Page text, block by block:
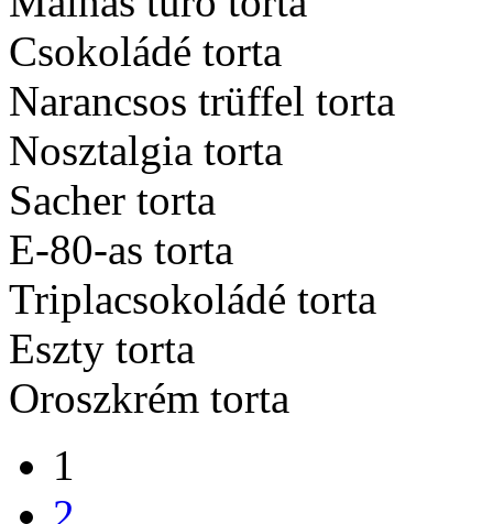
Csokoládé torta
Narancsos trüffel torta
Nosztalgia torta
Sacher torta
E-80-as torta
Triplacsokoládé torta
Eszty torta
Oroszkrém torta
1
2